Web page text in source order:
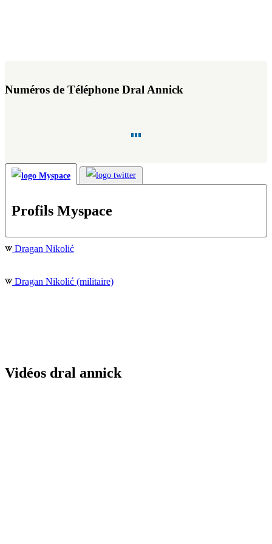
Numéros de Téléphone Dral Annick
Profils Myspace
Dragan Nikolić
Dragan Nikolić (militaire)
Vidéos dral annick